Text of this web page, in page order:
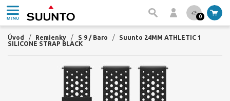
0
Úvod / Remienky / S 9 / Baro /
Suunto 24MM ATHLETIC 1
SILICONE STRAP BLACK